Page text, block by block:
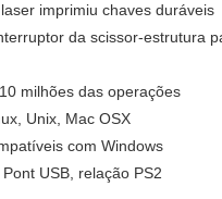
imprimiu chaves duráveis
da scissor-estrutura
milhões das operações
Unix, Mac OSX
com Windows
USB, relação PS2